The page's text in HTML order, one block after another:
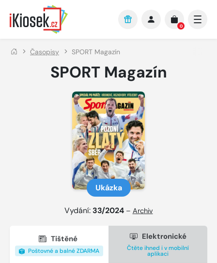
Přejít na hlavní obsah
0
Časopisy SPORT Magazín
SPORT Magazín
Ukázka
Vydání: 33/2024 – Archiv
Tištěné
Poštovné a balné ZDARMA
Elektronické
Čtěte ihned i v mobilní
aplikaci